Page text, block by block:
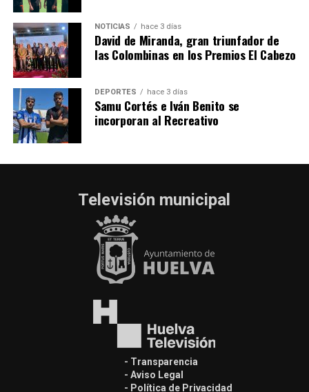
NOTICIAS hace 3 días
David de Miranda, gran triunfador de
las Colombinas en los Premios El Cabezo
DEPORTES hace 3 días
Samu Cortés e Iván Benito se
incorporan al Recreativo
Televisión municipal
- Transparencia
- Aviso Legal
- Política de Privacidad